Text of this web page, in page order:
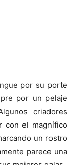
por su porte
por un pelaje
criadores
con el magnífico
un rostro
parece una